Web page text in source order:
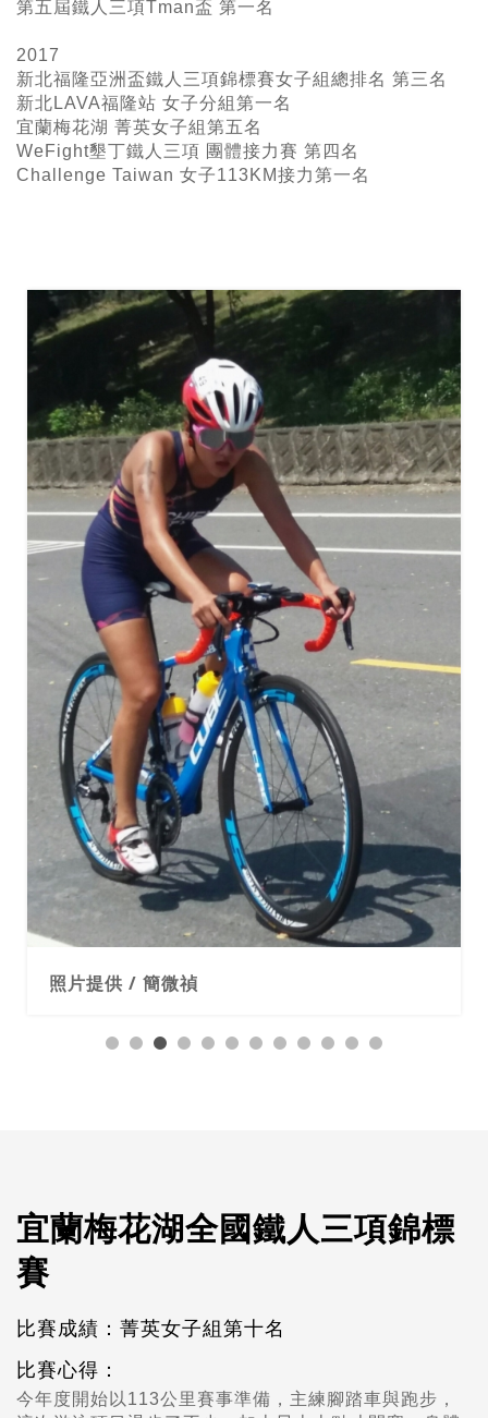
第五屆鐵人三項Tman盃 第一名
2017
新北福隆亞洲盃鐵人三項錦標賽女子組總排名 第三名
新北LAVA福隆站 女子分組第一名
宜蘭梅花湖 菁英女子組第五名
WeFight墾丁鐵人三項 團體接力賽 第四名
Challenge Taiwan 女子113KM接力第一名
照片提供 / 簡微禎
宜蘭梅花湖全國鐵人三項錦標
賽
比賽成績：菁英女子組第十名
比賽心得：
今年度開始以113公里賽事準備，主練腳踏車與跑步，